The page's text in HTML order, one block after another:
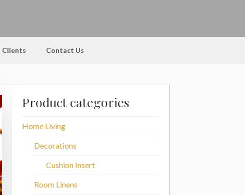
Clients Contact Us
Product categories
Home Living
Decorations
Cushion Insert
Room Linens